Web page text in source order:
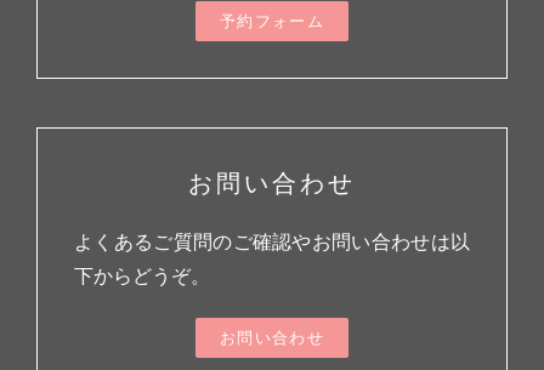
予約フォーム
お問い合わせ
よくあるご質問のご確認やお問い合わせは以
下からどうぞ。
お問い合わせ